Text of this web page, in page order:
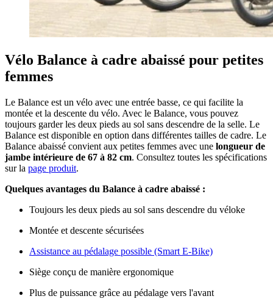
Vélo Balance à cadre abaissé pour petites
femmes
Le Balance est un vélo avec une entrée basse, ce qui facilite la
montée et la descente du vélo. Avec le Balance, vous pouvez
toujours garder les deux pieds au sol sans descendre de la selle. Le
Balance est disponible en option dans différentes tailles de cadre. Le
Balance abaissé convient aux petites femmes avec une longueur de
jambe intérieure de 67 à 82 cm. Consultez toutes les spécifications
sur la page produit.
Quelques avantages du Balance à cadre abaissé :
Toujours les deux pieds au sol sans descendre du véloke
Montée et descente sécurisées
Assistance au pédalage possible (Smart E-Bike)
Siège conçu de manière ergonomique
Plus de puissance grâce au pédalage vers l'avant